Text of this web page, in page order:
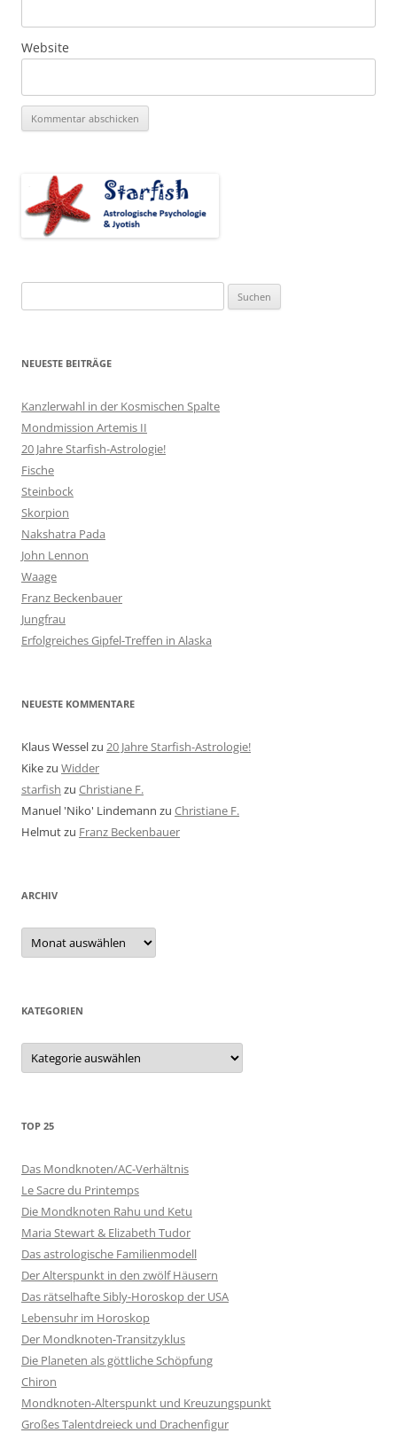
Website
nach:
NEUESTE BEITRÄGE
Kanzlerwahl in der Kosmischen Spalte
Mondmission Artemis II
20 Jahre Starfish-Astrologie!
Fische
Steinbock
Skorpion
Nakshatra Pada
John Lennon
Waage
Franz Beckenbauer
Jungfrau
Erfolgreiches Gipfel-Treffen in Alaska
NEUESTE KOMMENTARE
Klaus Wesselzu 20 Jahre Starfish-Astrologie!
Kikezu Widder
starfish zu Christiane F.
Manuel 'Niko' Lindemann zu Christiane F.
Helmutzu Franz Beckenbauer
ARCHIV
Archiv
KATEGORIEN
Kategorien
TOP 25
Das Mondknoten/AC-Verhältnis
Le Sacre du Printemps
Die Mondknoten Rahu und Ketu
Maria Stewart & Elizabeth Tudor
Das astrologische Familienmodell
Der Alterspunkt in den zwölf Häusern
Das rätselhafte Sibly-Horoskop der USA
Lebensuhr im Horoskop
Der Mondknoten-Transitzyklus
Die Planeten als göttliche Schöpfung
Chiron
Mondknoten-Alterspunkt und Kreuzungspunkt
Großes Talentdreieck und Drachenfigur